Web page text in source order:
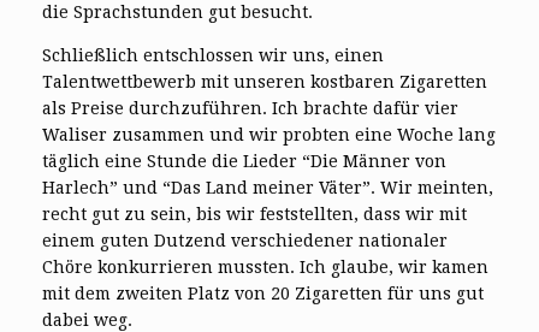
die Sprachstunden gut besucht.
Schließlich entschlossen wir uns, einen
Talentwettbewerb mit unseren kostbaren Zigaretten
als Preise durchzuführen. Ich brachte dafür vier
Waliser zusammen und wir probten eine Woche lang
täglich eine Stunde die Lieder “Die Männer von
Harlech” und “Das Land meiner Väter”. Wir meinten,
recht gut zu sein, bis wir feststellten, dass wir mit
einem guten Dutzend verschiedener nationaler
Chöre konkurrieren mussten. Ich glaube, wir kamen
mit dem zweiten Platz von 20 Zigaretten für uns gut
dabei weg.